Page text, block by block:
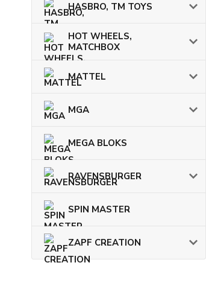
HASBRO, TM TOYS
HOT WHEELS,
MATCHBOX
MATTEL
MGA
MEGA BLOKS
RAVENSBURGER
SPIN MASTER
ZAPF CREATION